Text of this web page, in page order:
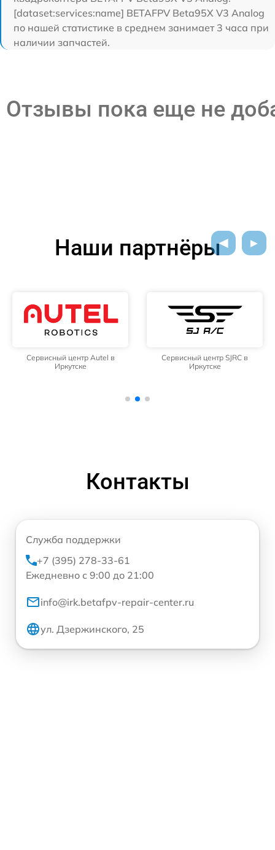
[dataset:services:name] BETAFPV Beta95X V3 Analog
по нашей статистике в среднем занимает 3 часа при
наличии запчастей.
Отзывы пока еще не
Наши партнёры
Сервисный центр Autel в
Иркутске
Сервисный центр SJRC в
Иркутске
Контакты
Служба поддержки
+7 (395) 278-33-61
Ежедневно с 9:00 до 21:00
info@irk.betafpv-repair-center.ru
ул. Дзержинского, 25